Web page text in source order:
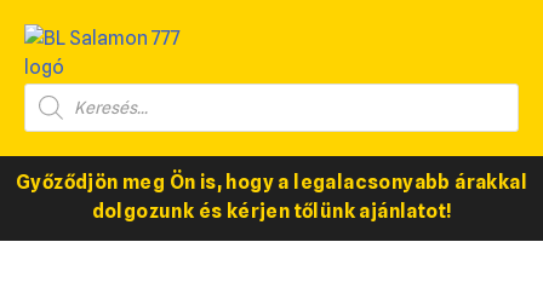
Győződjön meg Ön is, hogy a legalacsonyabb árakkal
dolgozunk és kérjen tőlünk ajánlatot!